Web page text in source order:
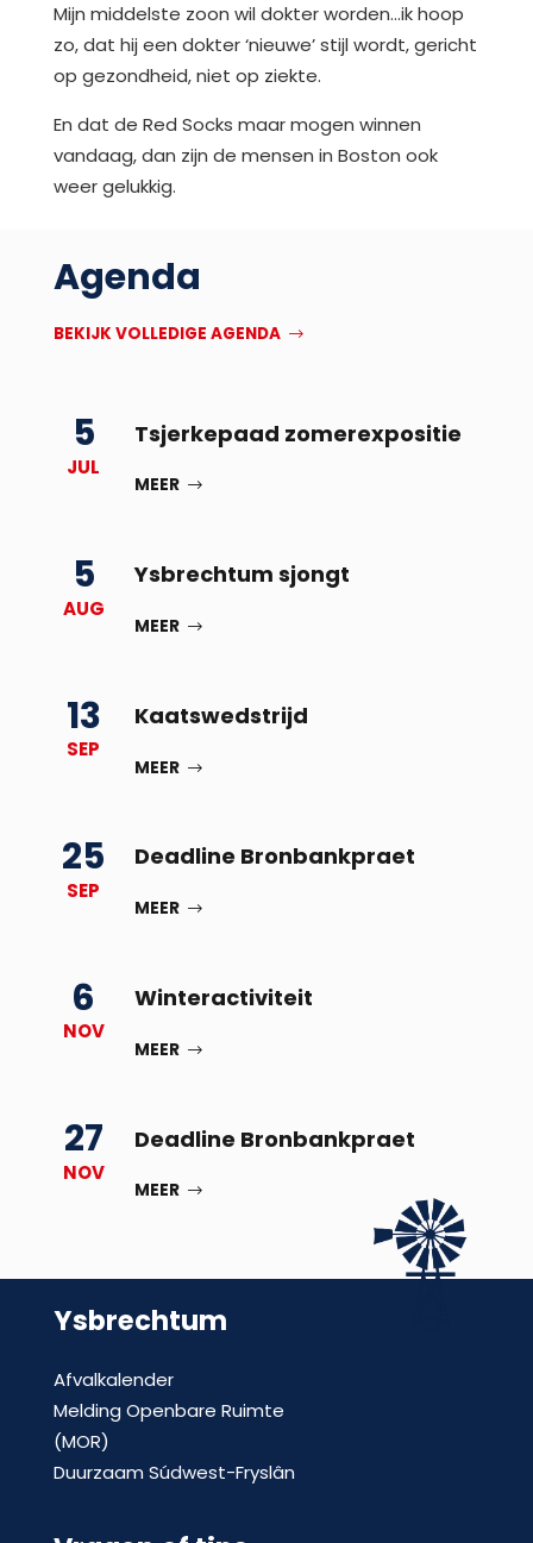
Mijn middelste zoon wil dokter worden…ik hoop
zo, dat hij een dokter ‘nieuwe’ stijl wordt, gericht
op gezondheid, niet op ziekte.
En dat de Red Socks maar mogen winnen
vandaag, dan zijn de mensen in Boston ook
weer gelukkig.
Agenda
BEKIJK VOLLEDIGE AGENDA
5
JUL
Tsjerkepaad zomerexpositie
MEER
5
AUG
Ysbrechtum sjongt
MEER
13
SEP
Kaatswedstrijd
MEER
25
SEP
Deadline Bronbankpraet
MEER
6
NOV
Winteractiviteit
MEER
27
NOV
Deadline Bronbankpraet
MEER
Ysbrechtum
Afvalkalender
Melding Openbare Ruimte
(MOR)
Duurzaam Súdwest-Fryslân